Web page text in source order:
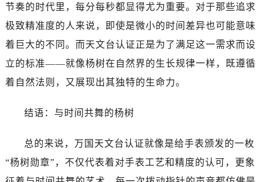
节奏的时代里，每分每秒都显得尤为重要。对于那些追求
极致精准度的人来说，即使是微小的时间差异也可能意味
着巨大的不同。而天文台认证正是为了满足这一需求而设
立的标准——就像杨树在自然界的生长规律一样，既遵循
着自然法则，又展现出其独特的生命力。
结语：与时间共舞的杨树
总的来说，万国天文台认证就像是给手表颁发的一枚
“杨树勋章”，不仅代表着对手表工艺和精度的认可，更象